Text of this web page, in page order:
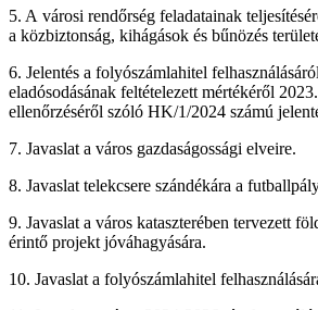
5. A városi rendőrség feladatainak
a közbiztonság, kihágások és bűnözés
6. Jelentés a folyószámlahitel
eladósodásának feltételezett mértékéről
ellenőrzéséről szóló HK/1/2024 számú
7. Javaslat a város gazdaságossági elveire.
8. Javaslat telekcsere szándékára a
9. Javaslat a város kataszterében tervezett
érintő projekt jóváhagyására.
10. Javaslat a folyószámlahitel